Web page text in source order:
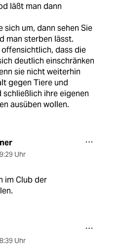
läßt man dann
sich um, dann sehen Sie
man sterben lässt.
offensichtlich, dass die
deutlich einschränken
sie nicht weiterhin
gegen Tiere und
schließlich ihre eigenen
ausüben wollen.
Uhr
im Club der
Uhr